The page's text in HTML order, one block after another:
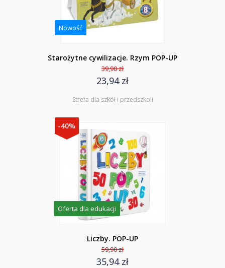
Nowość
Starożytne cywilizacje. Rzym POP-UP
39,90 zł
23,94 zł
Strefa dla szkół i przedszkoli
-40%
Oferta dla edukacji
Liczby. POP-UP
59,90 zł
35,94 zł